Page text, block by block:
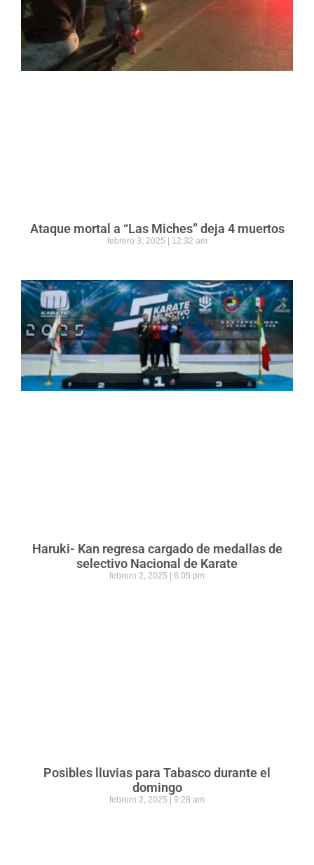
Ataque mortal a “Las Miches” deja 4 muertos
febrero 3, 2025 12:32 am
Haruki- Kan regresa cargado de medallas de
selectivo Nacional de Karate
febrero 2, 2025 6:05 pm
Posibles lluvias para Tabasco durante el
domingo
febrero 2, 2025 9:28 am